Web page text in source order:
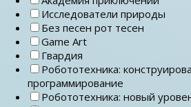
Исследователи природы
Без песен рот тесен
Game Art
Гвардия
Робототехника:
программирование
Робототехника: новый